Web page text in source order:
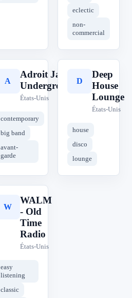
eclectic
non-
commercial
A
Adroit Jazz
Underground
États-Unis
contemporary
big band
avant-
garde
D
Deep
House
Lounge
États-Unis
house
disco
lounge
W
WALM
- Old
Time
Radio
États-Unis
easy
listening
classic